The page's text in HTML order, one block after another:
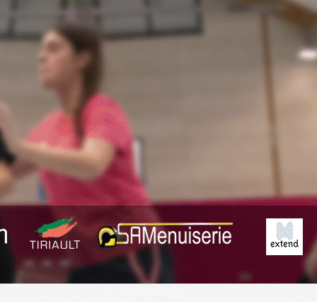
Exporter les lignes sélectionnées
Exporter toutes les colonnes
Exporter uniquement les colonnes affichées
Planning
Derniers Résultats
Résumé des matchs
?>
Images de la page d'accueil
Cliquez pour éditer